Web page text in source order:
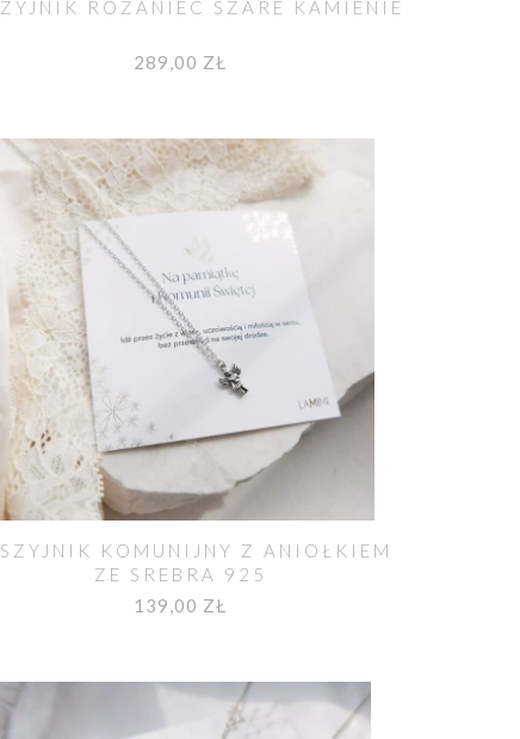
RÓŻANIEC SZARE KAMIENIE
289,00 ZŁ
KOMUNIJNY Z ANIOŁKIEM
ZE SREBRA 925
139,00 ZŁ